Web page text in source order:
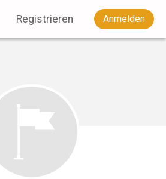
Registrieren Anmelden